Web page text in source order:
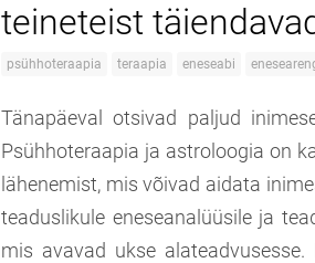
teineteist
psühhoteraapia teraapia eneseabi
Tänapäeval otsivad paljud
Psühhoteraapia ja astroloogia on
lähenemist, mis võivad aidata
teaduslikule eneseanalüüsile ja
mis avavad ukse